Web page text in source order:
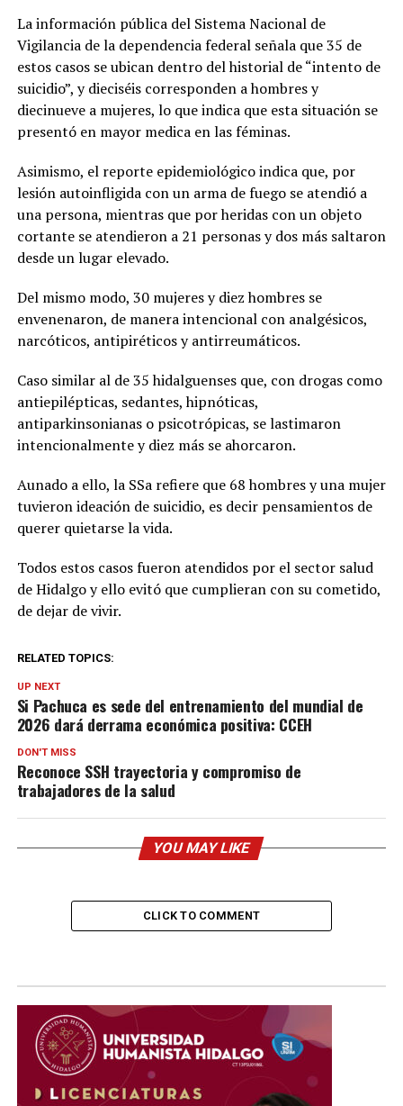
La información pública del Sistema Nacional de
Vigilancia de la dependencia federal señala que 35 de
estos casos se ubican dentro del historial de “intento de
suicidio”, y dieciséis corresponden a hombres y
diecinueve a mujeres, lo que indica que esta situación se
presentó en mayor medica en las féminas.
Asimismo, el reporte epidemiológico indica que, por
lesión autoinfligida con un arma de fuego se atendió a
una persona, mientras que por heridas con un objeto
cortante se atendieron a 21 personas y dos más saltaron
desde un lugar elevado.
Del mismo modo, 30 mujeres y diez hombres se
envenenaron, de manera intencional con analgésicos,
narcóticos, antipiréticos y antirreumáticos.
Caso similar al de 35 hidalguenses que, con drogas como
antiepilépticas, sedantes, hipnóticas,
antiparkinsonianas o psicotrópicas, se lastimaron
intencionalmente y diez más se ahorcaron.
Aunado a ello, la SSa refiere que 68 hombres y una mujer
tuvieron ideación de suicidio, es decir pensamientos de
querer quietarse la vida.
Todos estos casos fueron atendidos por el sector salud
de Hidalgo y ello evitó que cumplieran con su cometido,
de dejar de vivir.
RELATED TOPICS:
UP NEXT
Si Pachuca es sede del entrenamiento del mundial de
2026 dará derrama económica positiva: CCEH
DON'T MISS
Reconoce SSH trayectoria y compromiso de
trabajadores de la salud
YOU MAY LIKE
CLICK TO COMMENT